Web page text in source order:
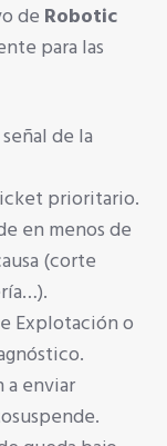
de Robotic
para las
de la
prioritario.
en menos de
(corte
Explotación o
a enviar